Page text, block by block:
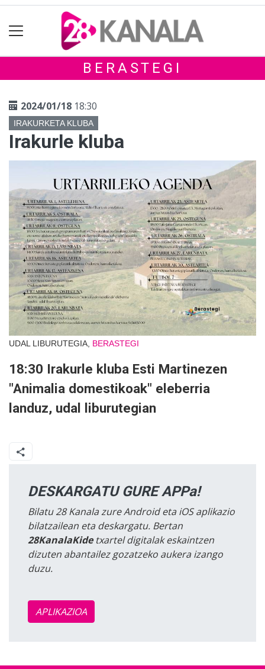
BERASTEGI
2024/01/18 18:30
IRAKURKETA KLUBA
Irakurle kluba
UDAL LIBURUTEGIA, BERASTEGI
18:30 Irakurle kluba Esti Martinezen
"Animalia domestikoak" eleberria
landuz, udal liburutegian
DESKARGATU GURE APPa!
Bilatu 28 Kanala zure Android eta iOS aplikazio
bilatzailean eta deskargatu. Bertan
28KanalaKidetxartel digitalak eskaintzen
dizuten abantailez gozatzeko aukera izango
duzu.
APLIKAZIOA